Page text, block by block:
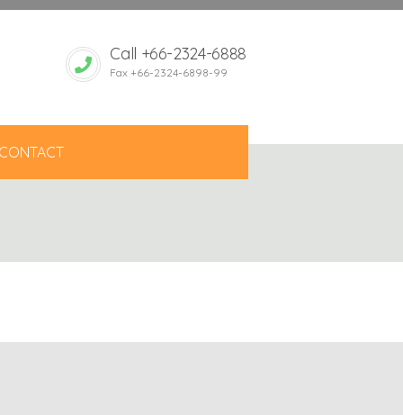
Call +66-2324-6888
Fax +66-2324-6898-99
CONTACT